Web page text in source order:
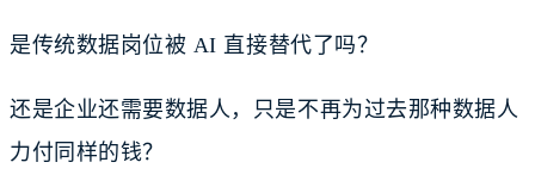
是传统数据岗位被 AI 直接替代了吗？
还是企业还需要数据人，只是不再为过去那种数据人
力付同样的钱？